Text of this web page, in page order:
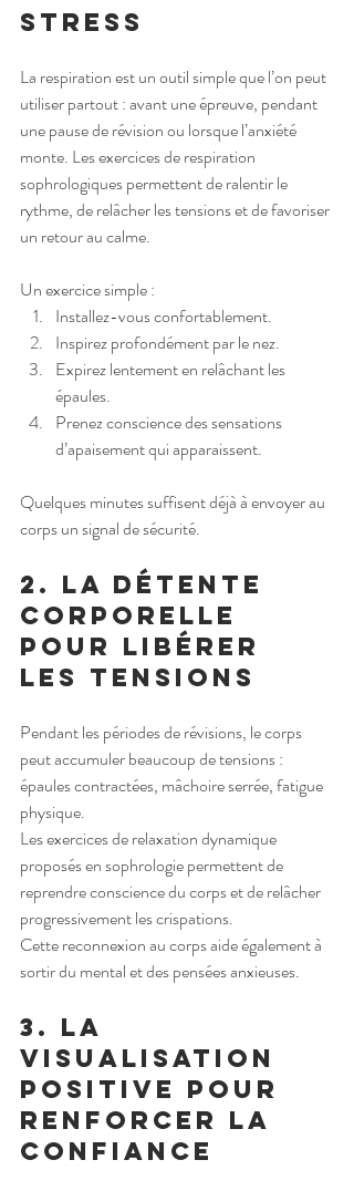
stress
La respiration est un outil simple que l’on peut
utiliser partout : avant une épreuve, pendant
une pause de révision ou lorsque l’anxiété
monte. Les exercices de respiration
sophrologiques permettent de ralentir le
rythme, de relâcher les tensions et de favoriser
un retour au calme.
Un exercice simple :
Installez-vous confortablement.
Inspirez profondément par le nez.
Expirez lentement en relâchant les
épaules.
Prenez conscience des sensations
d’apaisement qui apparaissent.
Quelques minutes suffisent déjà à envoyer au
corps un signal de sécurité.
2. La détente
corporelle
pour libérer
les tensions
Pendant les périodes de révisions, le corps
peut accumuler beaucoup de tensions :
épaules contractées, mâchoire serrée, fatigue
physique.
Les exercices de relaxation dynamique
proposés en sophrologie permettent de
reprendre conscience du corps et de relâcher
progressivement les crispations.
Cette reconnexion au corps aide également à
sortir du mental et des pensées anxieuses.
3. La
visualisation
positive pour
renforcer la
confiance